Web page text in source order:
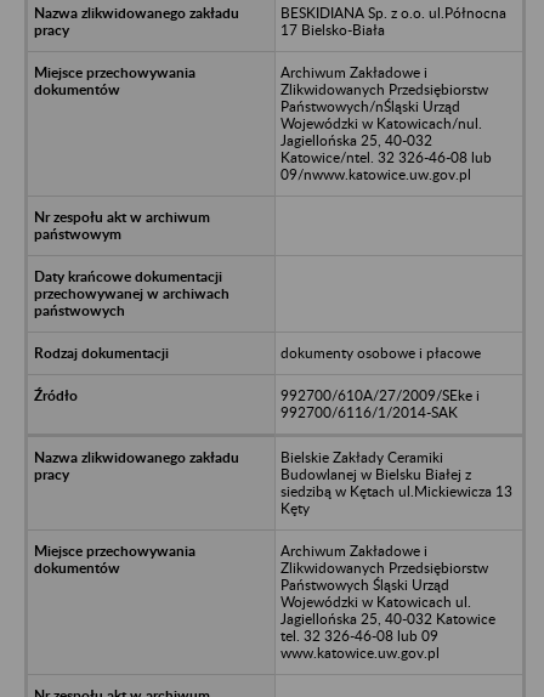
BESKIDIANA Sp. z o.o. ul.Północna
17 Bielsko-Biała
Archiwum Zakładowe i
Zlikwidowanych Przedsiębiorstw
Państwowych/nŚląski Urząd
Wojewódzki w Katowicach/nul.
Jagiellońska 25, 40-032
Katowice/ntel. 32 326-46-08 lub
09/nwww.katowice.uw.gov.pl
dokumenty osobowe i płacowe
992700/610A/27/2009/SEke i
992700/6116/1/2014-SAK
Bielskie Zakłady Ceramiki
Budowlanej w Bielsku Białej z
siedzibą w Kętach ul.Mickiewicza 13
Kęty
Archiwum Zakładowe i
Zlikwidowanych Przedsiębiorstw
Państwowych Śląski Urząd
Wojewódzki w Katowicach ul.
Jagiellońska 25, 40-032 Katowice
tel. 32 326-46-08 lub 09
www.katowice.uw.gov.pl